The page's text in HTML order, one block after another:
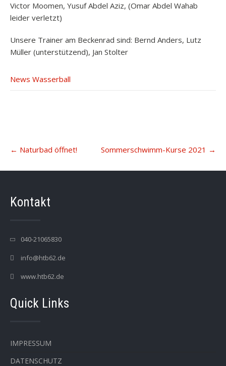
Victor Moomen, Yusuf Abdel Aziz, (Omar Abdel Wahab
leider verletzt)
Unsere Trainer am Beckenrad sind: Bernd Anders, Lutz
Müller (unterstützend), Jan Stolter
News Wasserball
navigation
← Naturbad öffnet! Sommerschwimm-Kurse 2021 →
Kontakt
040-21065830
info@htb62.de
www.htb62.de
Quick Links
IMPRESSUM
DATENSCHUTZ